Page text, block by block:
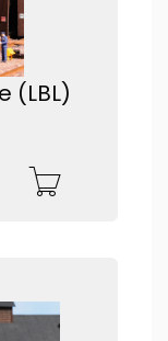
(LBL)